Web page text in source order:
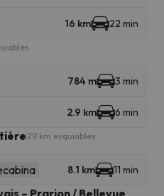
16 km 22 min
784 m 3 min
2.9 km 6 min
29 km esquiables
8.1 km 11 min
– Prarion / Bellevue